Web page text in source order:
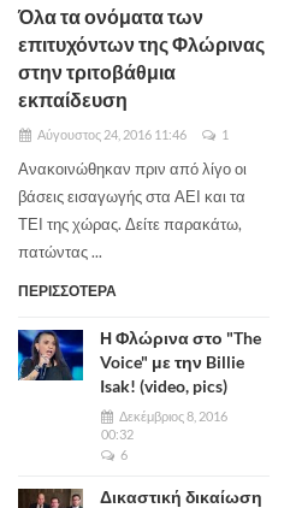
Όλα τα ονόματα των
επιτυχόντων της Φλώρινας
στην τριτοβάθμια
εκπαίδευση
Αύγουστος 24, 2016 11:46 1
Ανακοινώθηκαν πριν από λίγο οι
βάσεις εισαγωγής στα ΑΕΙ και τα
ΤΕΙ της χώρας. Δείτε παρακάτω,
πατώντας ...
ΠΕΡΙΣΣΟΤΕΡΑ
Η Φλώρινα στο "The
Voice" με την Billie
Isak! (video, pics)
Δεκέμβριος 8, 2016
00:32
6
Δικαστική δικαίωση